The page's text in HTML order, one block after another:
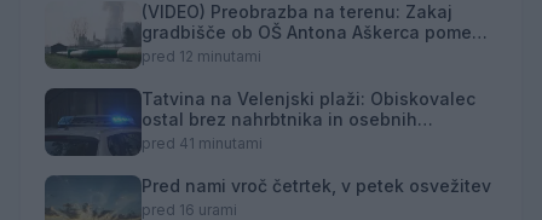
(VIDEO) Preobrazba na terenu: Zakaj
gradbišče ob OŠ Antona Aškerca pomeni
naložbo v prihodnost?
pred 12 minutami
Tatvina na Velenjski plaži: Obiskovalec
ostal brez nahrbtnika in osebnih
predmetov
pred 41 minutami
Pred nami vroč četrtek, v petek osvežitev
pred 16 urami